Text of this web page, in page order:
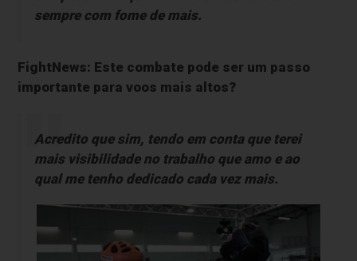
sempre com fome de mais.
FightNews: Este combate pode ser um passo
importante para voos mais altos?
Acredito que sim, tendo em conta que terei
mais visibilidade no trabalho que amo e ao
qual me tenho dedicado cada vez mais.